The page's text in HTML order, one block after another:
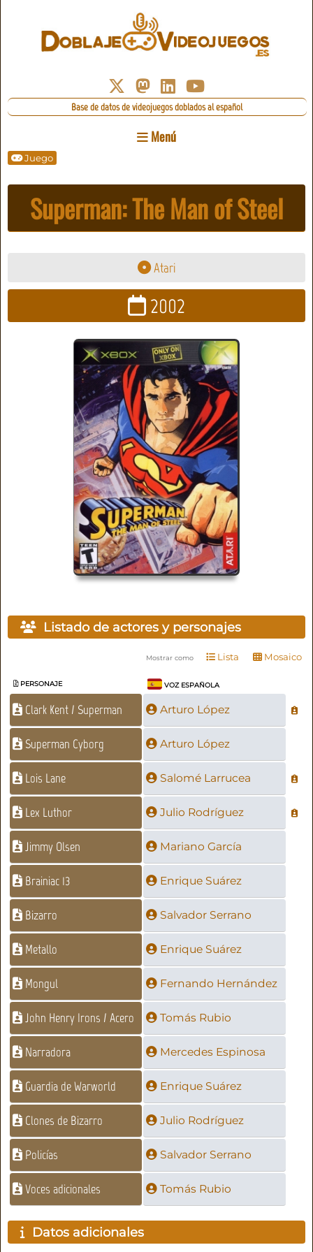
Base de datos de videojuegos doblados al español
Menú
Juego
Superman: The Man of Steel
Atari
2002
Listado de actores y personajes
Mostrar como Lista Mosaico
PERSONAJE VOZ ESPAÑOLA
Clark Kent / Superman Arturo López
Superman Cyborg Arturo López
Lois Lane Salomé Larrucea
Lex Luthor Julio Rodríguez
Jimmy Olsen Mariano García
Brainiac 13 Enrique Suárez
Bizarro Salvador Serrano
Metallo Enrique Suárez
Mongul Fernando Hernández
John Henry Irons / Acero Tomás Rubio
Narradora Mercedes Espinosa
Guardia de Warworld Enrique Suárez
Clones de Bizarro Julio Rodríguez
Policías Salvador Serrano
Voces adicionales Tomás Rubio
Datos adicionales